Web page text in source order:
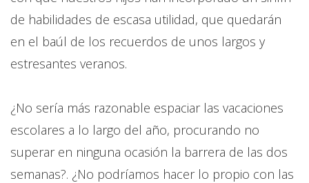
de habilidades de escasa utilidad, que quedarán
en el baúl de los recuerdos de unos largos y
estresantes veranos.
¿No sería más razonable espaciar las vacaciones
escolares a lo largo del año, procurando no
superar en ninguna ocasión la barrera de las dos
semanas?. ¿No podríamos hacer lo propio con las